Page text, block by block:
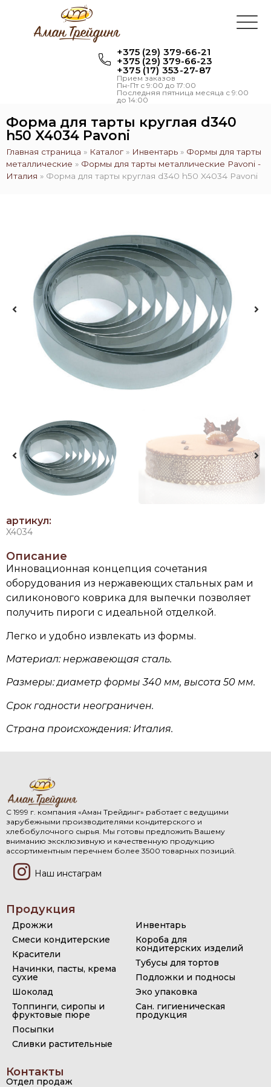
+375 (29) 379-66-21
+375 (29) 379-66-23
+375 (17) 353-27-87
Прием заказов
Пн-Пт с 9:00 до 17:00
Последняя пятница месяца с 9:00
до 14:00
Форма для тарты круглая d340
h50 X4034 Pavoni
Главная страница » Каталог » Инвентарь » Формы для тарты
металлические » Формы для тарты металлические Pavoni -
Италия » Форма для тарты круглая d340 h50 X4034 Pavoni
артикул:
X4034
Описание
Инновационная концепция сочетания
оборудования из нержавеющих стальных рам и
силиконового коврика для выпечки позволяет
получить пироги с идеальной отделкой.
Легко и удобно извлекать из формы.
Материал: нержавеющая сталь.
Размеры: диаметр формы 340 мм, высота 50 мм.
Срок годности неограничен.
Страна происхождения: Италия.
С 1999 г. компания «Аман Трейдинг» работает с ведущими
зарубежными производителями кондитерского и
хлебобулочного сырья. Мы готовы предложить Вашему
вниманию эксклюзивную и качественную продукцию
ассортиментным перечнем более 3500 товарных позиций.
Наш инстаграм
Продукция
Дрожжи
Смеси кондитерские
Красители
Начинки, пасты, крема
сухие
Шоколад
Топпинги, сиропы и
фруктовые пюре
Посыпки
Сливки растительные
Инвентарь
Короба для
кондитерских изделий
Тубусы для тортов
Подложки и подносы
Эко упаковка
Сан. гигиеническая
продукция
Контакты
Отдел продаж